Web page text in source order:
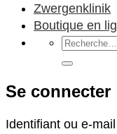
Zwergenklinik
Boutique en
Recherche
pour :
Se connecter
Identifiant ou e-mail